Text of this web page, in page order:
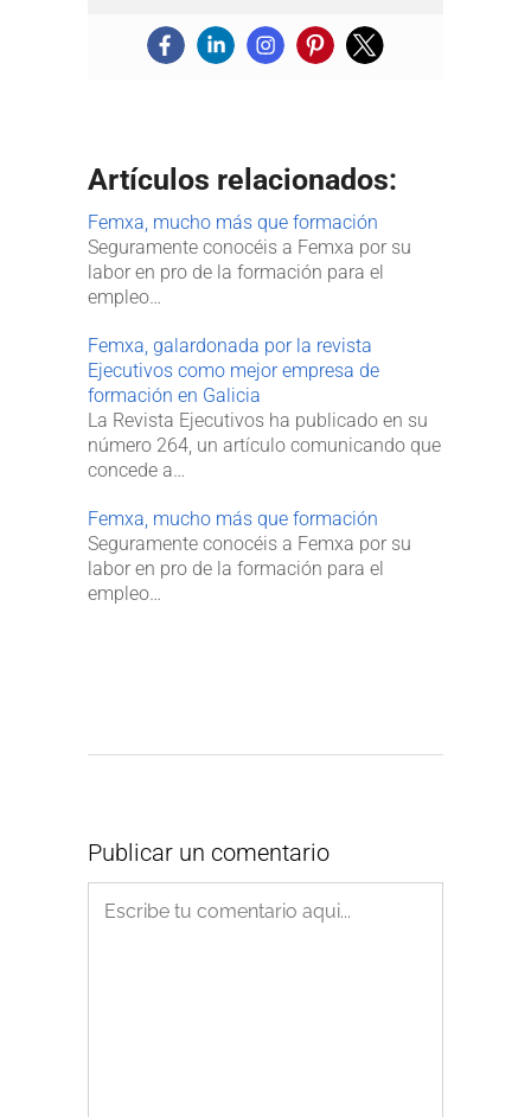
Artículos relacionados:
Femxa, mucho más que formación
Seguramente conocéis a Femxa por su
labor en pro de la formación para el
empleo…
Femxa, galardonada por la revista
Ejecutivos como mejor empresa de
formación en Galicia​
La Revista Ejecutivos ha publicado en su
número 264, un artículo comunicando que
concede a…
Femxa, mucho más que formación
Seguramente conocéis a Femxa por su
labor en pro de la formación para el
empleo…
Publicar un comentario